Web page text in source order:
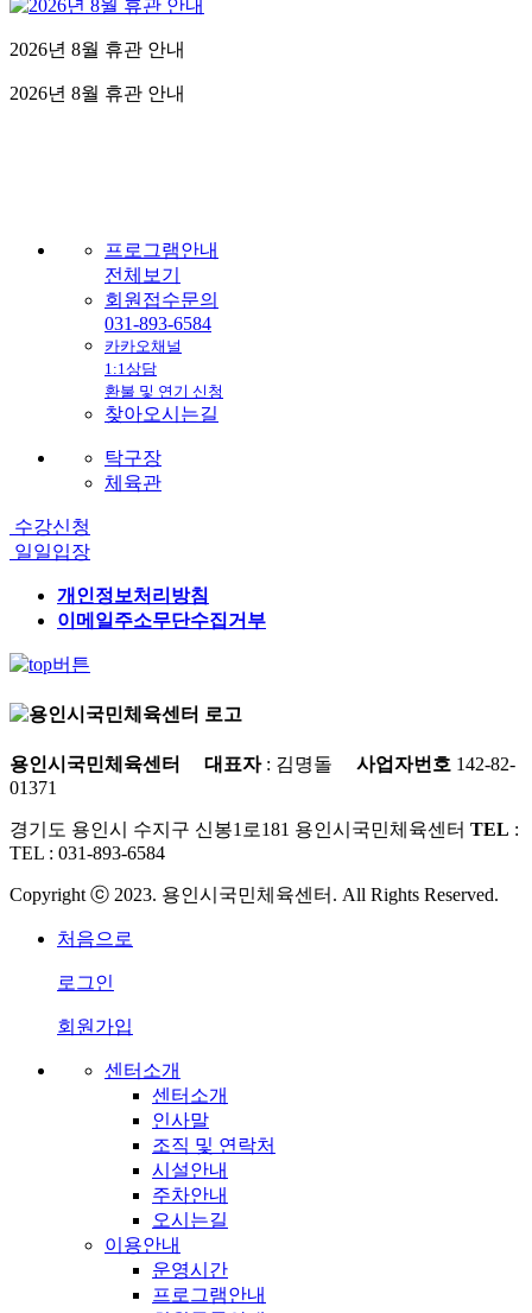
2026년 8월 휴관 안내
2026년 8월 휴관 안내
프로그램안내
전체보기
회원접수문의
031-893-6584
카카오채널
1:1상담
환불 및 연기 신청
찾아오시는길
탁구장
체육관
수강신청
일일입장
개인정보처리방침
이메일주소무단수집거부
용인시국민체육센터 대표자: 김명돌 사업자번호 142-82-
01371
경기도 용인시 수지구 신봉1로181 용인시국민체육센터 TEL :
TEL : 031-893-6584
Copyright ⓒ 2023. 용인시국민체육센터. All Rights Reserved.
처음으로
로그인
회원가입
센터소개
센터소개
인사말
조직 및 연락처
시설안내
주차안내
오시는길
이용안내
운영시간
프로그램안내